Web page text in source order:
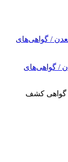
/ گواهی‌های
نیوز؛ خبر صدور ۱۷ فقره گواهی کشف